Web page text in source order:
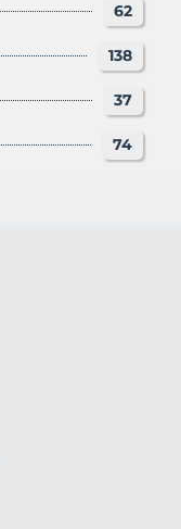
62
138
37
74